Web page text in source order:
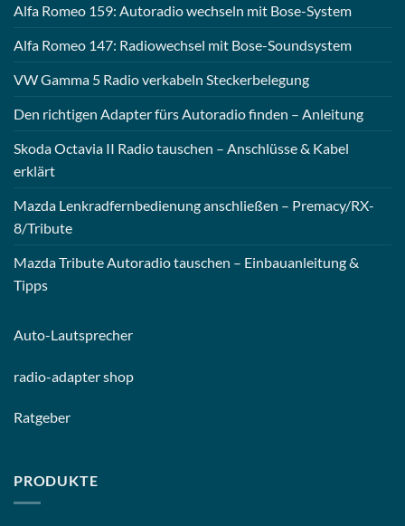
Alfa Romeo 159: Autoradio wechseln mit Bose-System
Alfa Romeo 147: Radiowechsel mit Bose-Soundsystem
VW Gamma 5 Radio verkabeln Steckerbelegung
Den richtigen Adapter fürs Autoradio finden – Anleitung
Skoda Octavia II Radio tauschen – Anschlüsse & Kabel
erklärt
Mazda Lenkradfernbedienung anschließen – Premacy/RX-
8/Tribute
Mazda Tribute Autoradio tauschen – Einbauanleitung &
Tipps
Auto-Lautsprecher
radio-adapter shop
Ratgeber
PRODUKTE